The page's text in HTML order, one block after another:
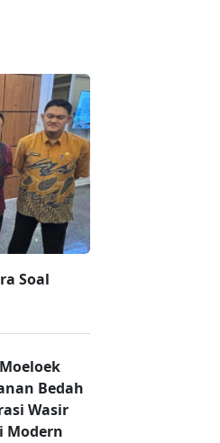
Soal
Bedah
Wasir
Modern